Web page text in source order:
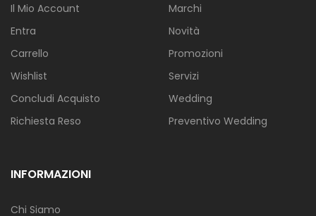
Il Mio Account
Entra
Carrello
Wishlist
Concludi Acquisto
Richiesta Reso
Marchi
Novità
Promozioni
Servizi
Wedding
Preventivo Wedding
INFORMAZIONI
Chi Siamo